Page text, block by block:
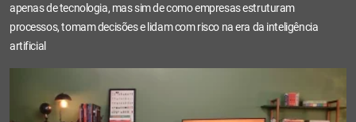
apenas de tecnologia, mas sim de como empresas estruturam
processos, tomam decisões e lidam com risco na era da inteligência
artificial